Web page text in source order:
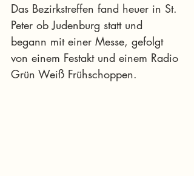
Das Bezirkstreffen fand heuer in St.
Peter ob Judenburg statt und
begann mit einer Messe, gefolgt
von einem Festakt und einem Radio
Grün Weiß Frühschoppen.